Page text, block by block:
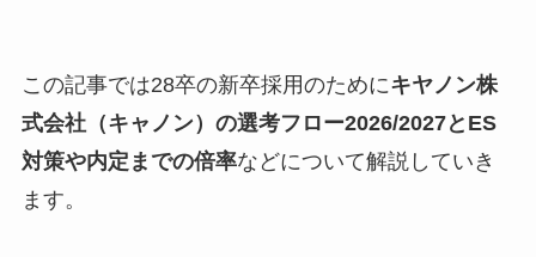
この記事では28卒の新卒採用のためにキヤノン株
式会社（キャノン） の選考フロー2026/2027とES
対策や内定までの倍率などについて解説していき
ます。